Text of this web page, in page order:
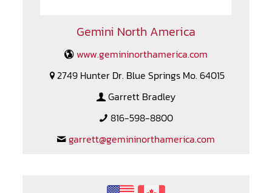
Gemini North America
www.gemininorthamerica.com
2749 Hunter Dr. Blue Springs Mo. 64015
Garrett Bradley
816-598-8800
garrett@gemininorthamerica.com